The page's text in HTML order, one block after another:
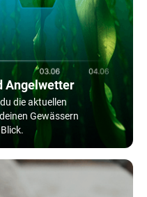
Angelwetter
die aktuellen
Gewässern